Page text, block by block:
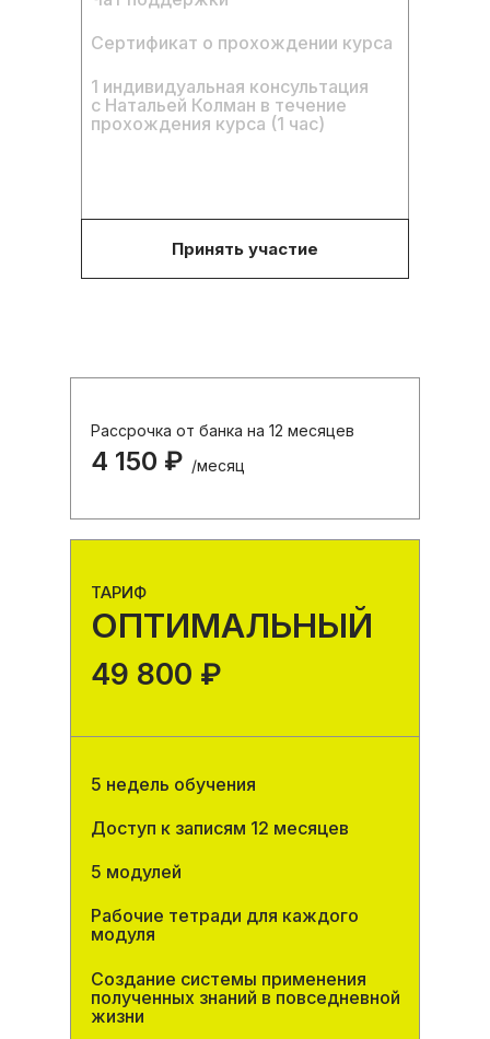
Рассрочка от банка на 12 месяцев
4 150 ₽ /месяц
49 800 ₽
ТАРИФ
ОПТИМАЛЬНЫЙ
Принять участие
Сертификат о прохождении курса
1 индивидуальная консультация
с Натальей Колман в течение
прохождения курса (1 час)
5 недель обучения
Доступ к записям 12 месяцев
5 модулей
Рабочие тетради для каждого
модуля
Создание системы применения
полученных знаний в повседневной
жизни